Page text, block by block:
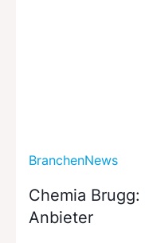
BranchenNews
Chemia
Anbieter